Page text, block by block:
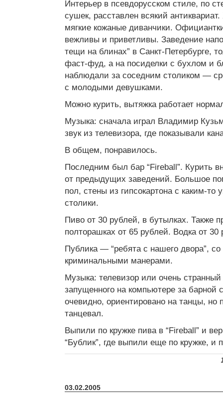
Интерьер в псевдорусском стиле, по
сушек, расставлен всякий
мягкие кожаные диванчики.
вежливы и приветливы. Заведение
тещи на блинах” в Санкт-Петербурге,
фаст-фуд, а на посиделки с бухлом и
наблюдали за соседним столиком —
с молодыми девушками.
Можно курить, вытяжка работает
Музыка: сначала играл Владимир
звук из телевизора, где показывали
В общем, понравилось.
Последним был бар “Fireball”. Курить
от предыдущих заведений. Большое
пол, стены из гипсокартона с каким-то
столики.
Пиво от 30 рублей, в бутылках. Также
полторашках от 65 рублей. Водка от 30
Публика — “ребята с нашего двора”,
криминальными манерами.
Музыка: телевизор или очень
запущенного на компьютере за барной
очевидно, ориентировано на танцы, но
танцевал.
Выпили по кружке пива в “Fireball” и
“Бублик”, где выпили еще по кружке, и
03.02.2005